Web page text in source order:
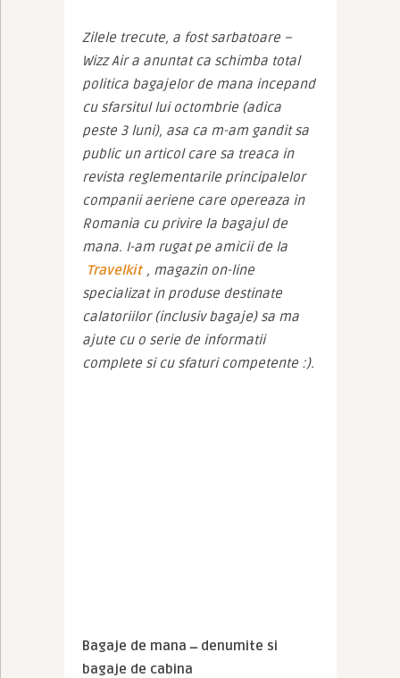
Zilele trecute, a fost sarbatoare –
Wizz Air a anuntat ca schimba total
politica bagajelor de mana incepand
cu sfarsitul lui octombrie (adica
peste 3 luni), asa ca m-am gandit sa
public un articol care sa treaca in
revista reglementarile principalelor
companii aeriene care opereaza in
Romania cu privire la bagajul de
mana. I-am rugat pe amicii de la
Travelkit , magazin on-line
specializat in produse destinate
calatoriilor (inclusiv bagaje) sa ma
ajute cu o serie de informatii
complete si cu sfaturi competente :).
Bagaje de mana  ̶  denumite si
bagaje de cabina